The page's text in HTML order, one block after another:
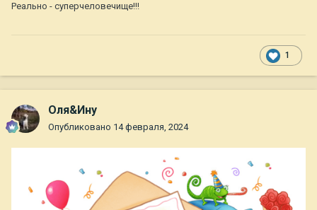
Реально - суперчеловечище!!!
1
Оля&Ину
Опубликовано 14 февраля, 2024